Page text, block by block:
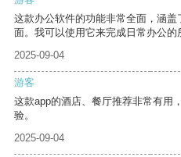
这款办公软件的功能非常全面，涵
面。我可以使用它来完成日常办公的
2025-09-04
游客
这款app的酒店、餐厅推荐非常有用
验。
2025-09-04